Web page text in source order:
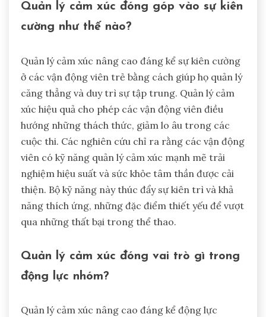
Quản lý cảm xúc đóng góp vào sự kiên
cường như thế nào?
Quản lý cảm xúc nâng cao đáng kể sự kiên cường
ở các vận động viên trẻ bằng cách giúp họ quản lý
căng thẳng và duy trì sự tập trung. Quản lý cảm
xúc hiệu quả cho phép các vận động viên điều
hướng những thách thức, giảm lo âu trong các
cuộc thi. Các nghiên cứu chỉ ra rằng các vận động
viên có kỹ năng quản lý cảm xúc mạnh mẽ trải
nghiệm hiệu suất và sức khỏe tâm thần được cải
thiện. Bộ kỹ năng này thúc đẩy sự kiên trì và khả
năng thích ứng, những đặc điểm thiết yếu để vượt
qua những thất bại trong thể thao.
Quản lý cảm xúc đóng vai trò gì trong
động lực nhóm?
Quản lý cảm xúc nâng cao đáng kể động lực